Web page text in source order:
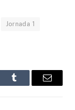
Jornada 1
Tumblr
Correo